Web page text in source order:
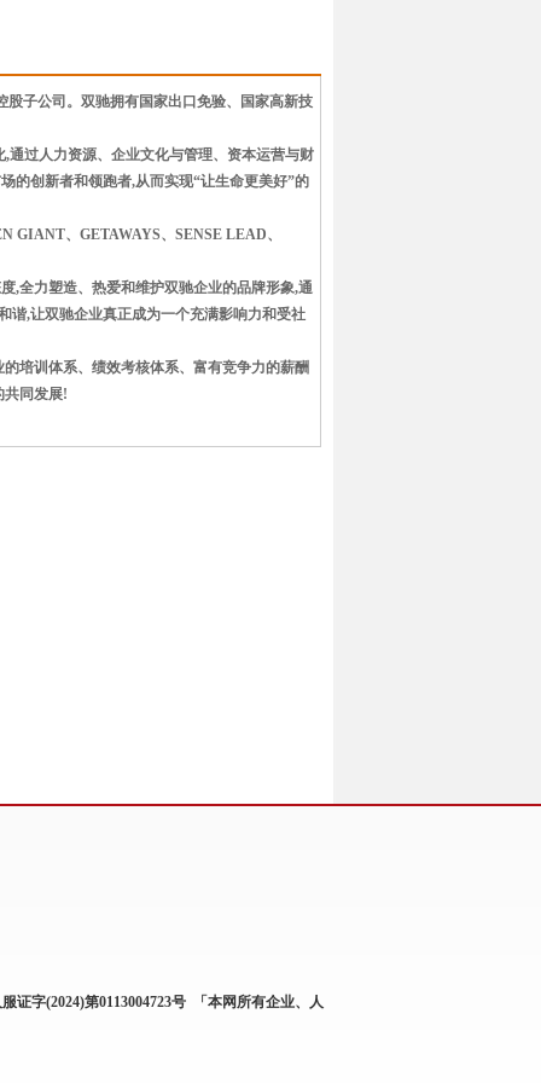
子公司。双驰拥有国家出口免验、国家高新技
通过人力资源、企业文化与管理、资本运营与财
的创新者和领跑者,从而实现“让生命更美好”的
、GETAWAYS、SENSE LEAD、
,全力塑造、热爱和维护双驰企业的品牌形象,通
谐,让双驰企业真正成为一个充满影响力和受社
培训体系、绩效考核体系、富有竞争力的薪酬
共同发展!
证字(2024)第0113004723号 「本网所有企业、人